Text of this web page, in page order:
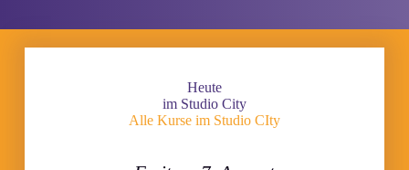
Heute
im Studio City
Alle Kurse im Studio CIty